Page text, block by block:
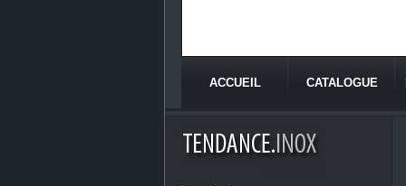
ACCUEIL CATALOGUE